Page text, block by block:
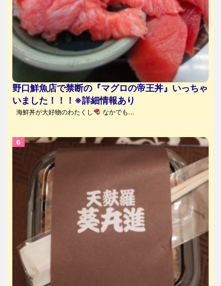
野口鮮魚店で禁断の『マグロの帝王丼』いっちゃ
いました！！！※詳細情報あり
海鮮丼が大好物のわたくし なかでも...